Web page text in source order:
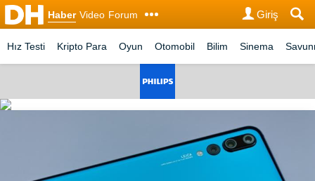
Haber Video Forum Giriş
Hız Testi Kripto Para Oyun Otomobil Bilim Sinema